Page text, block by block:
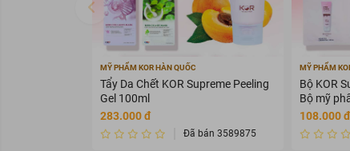
MỸ PHẨM KOR HÀN QUỐC
Tẩy Da Chết KOR Supreme Peeling
Gel 100ml
283.000 đ
Đã bán 3589875
MỸ PHẨM
Bộ KOR
Bộ mỹ
108.000 đ